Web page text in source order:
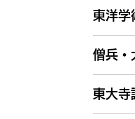
東洋
僧兵
東大寺